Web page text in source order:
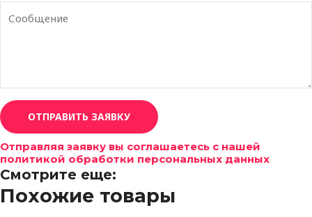
ОТПРАВИТЬ ЗАЯВКУ
Отправляя заявку вы соглашаетесь с нашей
политикой обработки персональных данных
Смотрите еще:
Похожие товары